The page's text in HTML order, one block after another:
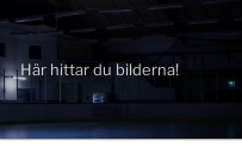
Här hittar du bilderna!